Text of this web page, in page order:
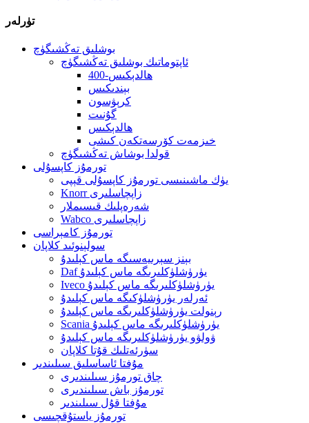
تۈرلەر
بوشلىق تەڭشىگۈچ
ئاپتوماتىك بوشلىق تەڭشىگۈچ
400-ھالدېكىس
بېندىكىس
كرېۋسون
گۇنىت
ھالدېكىس
خىزمەت كۆرسەتكەن كىشى
قولدا بوشاش تەڭشىگۈچ
تورمۇز كاپسۇلى
يۈك ماشىنىسى تورمۇز كاپسۇلى قېپى
Knorr زاپچاسلىرى
شەرەپلىك قىسىملار
Wabco زاپچاسلىرى
تورمۇز كامېراسى
سولېنوئىد كلاپان
بېنز سېرىيەسىگە ماس كېلىدۇ
Daf يۈرۈشلۈكلىرىگە ماس كېلىدۇ
Iveco يۈرۈشلۈكلىرىگە ماس كېلىدۇ
ئەرلەر يۈرۈشلۈكىگە ماس كېلىدۇ
رېنولت يۈرۈشلۈكلىرىگە ماس كېلىدۇ
Scania يۈرۈشلۈكلىرىگە ماس كېلىدۇ
ۋولۋو يۈرۈشلۈكلىرىگە ماس كېلىدۇ
سۈرئەتلىك قۇتا كلاپان
مۇفتا ئاساسلىق سىلىندىر
چاق تورمۇز سىلىندىرى
تورمۇز باش سىلىندىرى
مۇفتا قۇل سىلىندىر
تورمۇز ياستۇقچىسى